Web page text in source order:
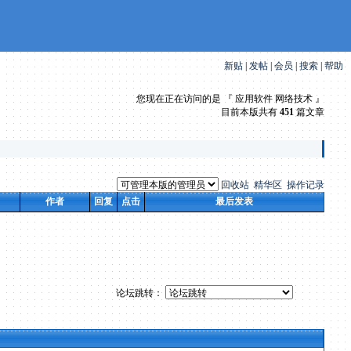
新贴 | 发帖 会员 | 搜索 |帮助
您现在正在访问的是 『 应用软件 网络技术 』
目前本版共有 451篇文章
回收站 精华区 操作记录
作者
回复 点击 最后发表
论坛跳转：